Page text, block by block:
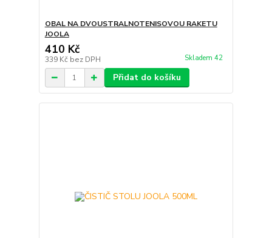
OBAL NA DVOUSTRALNOTENISOVOU RAKETU
JOOLA
410 Kč
339 Kč bez DPH Skladem 42
Přidat do košíku